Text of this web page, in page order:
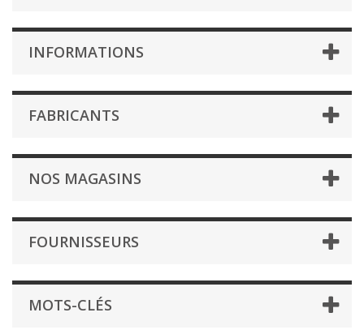
INFORMATIONS
FABRICANTS
NOS MAGASINS
FOURNISSEURS
MOTS-CLÉS